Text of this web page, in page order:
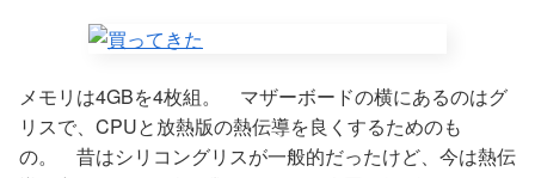
メモリは4GBを4枚組。 マザーボードの横にあるのはグ
リスで、CPUと放熱版の熱伝導を良くするためのも
の。 昔はシリコングリスが一般的だったけど、今は熱伝